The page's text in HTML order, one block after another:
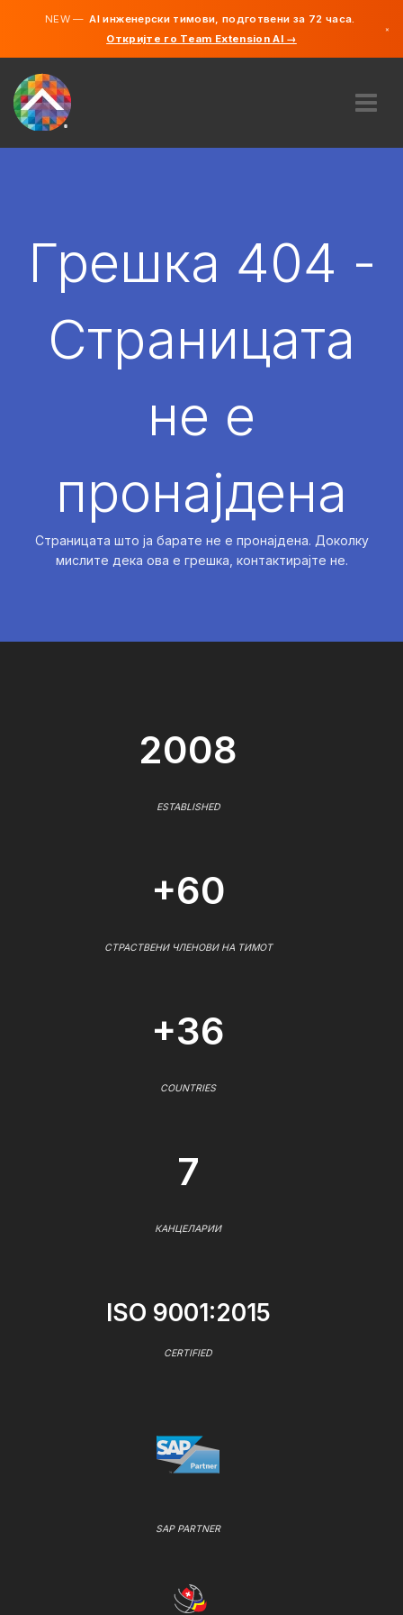
NEW —AI инженерски тимови, подготвени за 72 часа.
Откријте го Team Extension AI →
×
АНГАЖИРАЈ
Грешка 404 -
Страницата
не е
пронајдена
Страницата што ја барате не е пронајдена. Доколку
мислите дека ова е грешка, контактирајте не.
2008
ESTABLISHED
+60
СТРАСТВЕНИ ЧЛЕНОВИ НА ТИМОТ
+36
COUNTRIES
7
КАНЦЕЛАРИИ
ISO 9001:2015
CERTIFIED
SAP PARTNER